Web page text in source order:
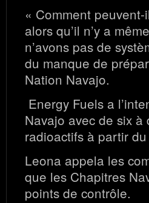
« Comment
alors qu’il n’y a
n’avons pas de
du manque de
Nation Navajo.
Energy Fuels a
Navajo avec de six
radioactifs à partir
Leona appela les
que les Chapitres
points de contrôle.